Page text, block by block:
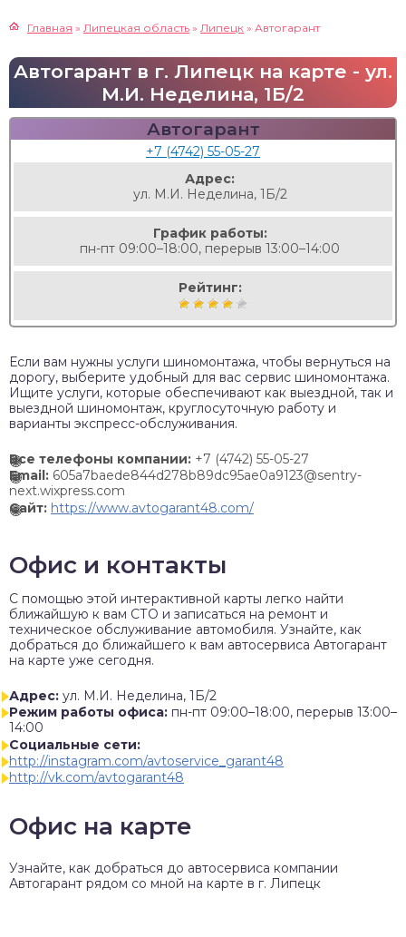
Главная » Липецкая область » Липецк » Автогарант
Автогарант в г. Липецк на карте - ул.
М.И. Неделина, 1Б/2
Автогарант
+7 (4742) 55-05-27
Адрес:
ул. М.И. Неделина, 1Б/2
График работы:
пн-пт 09:00–18:00, перерыв 13:00–14:00
Рейтинг:
Если вам нужны услуги шиномонтажа, чтобы вернуться на
дорогу, выберите удобный для вас сервис шиномонтажа.
Ищите услуги, которые обеспечивают как выездной, так и
выездной шиномонтаж, круглосуточную работу и
варианты экспресс-обслуживания.
Все телефоны компании: +7 (4742) 55-05-27
Email: 605a7baede844d278b89dc95ae0a9123@sentry-
next.wixpress.com
Сайт: https://www.avtogarant48.com/
Офис и контакты
C помощью этой интерактивной карты легко найти
ближайшую к вам СТО и записаться на ремонт и
техническое обслуживание автомобиля. Узнайте, как
добраться до ближайшего к вам автосервиса Автогарант
на карте уже сегодня.
Адрес: ул. М.И. Неделина, 1Б/2
Режим работы офиса: пн-пт 09:00–18:00, перерыв 13:00–
14:00
Социальные сети:
http://instagram.com/avtoservice_garant48
http://vk.com/avtogarant48
Офис на карте
Узнайте, как добраться до автосервиса компании
Автогарант рядом со мной на карте в г. Липецк